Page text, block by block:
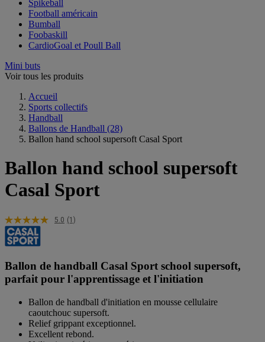
Spikeball
Football américain
Bumball
Foobaskill
CardioGoal et Poull Ball
Mini buts
Voir tous les produits
Accueil
Sports collectifs
Handball
Ballons de Handball (28)
Ballon hand school supersoft Casal Sport
Ballon hand school supersoft
Casal Sport
5.0 (1)
Ballon de handball Casal Sport school supersoft,
parfait pour l'apprentissage et l'initiation
Ballon de handball d'initiation en mousse cellulaire
caoutchouc supersoft.
Relief grippant exceptionnel.
Excellent rebond.